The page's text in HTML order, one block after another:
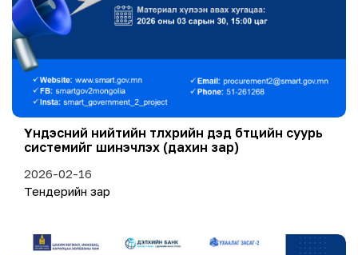
Үндэсний нийтийн түлхүүрийн дэд бүтцийн суурь
системийг шинэчлэх (дахин зар)
2026-02-16
Тендерийн зар